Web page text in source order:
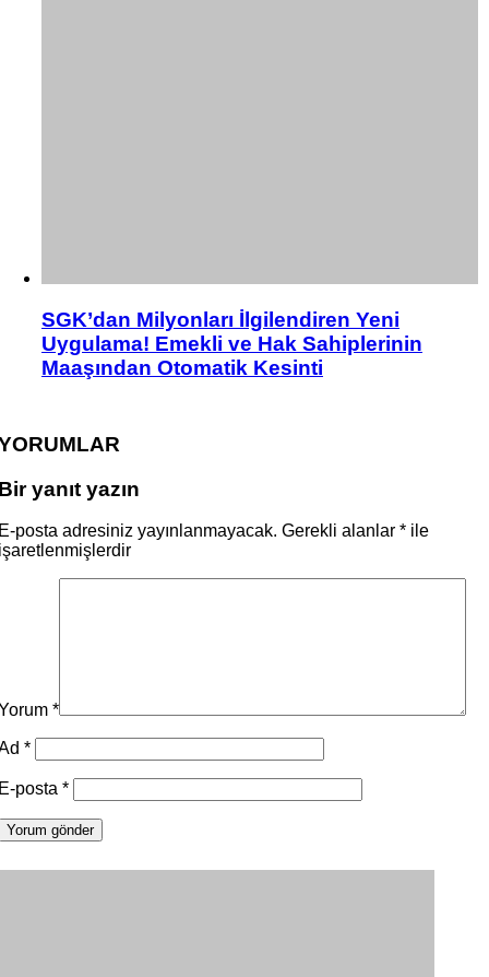
SGK’dan Milyonları İlgilendiren Yeni
Uygulama! Emekli ve Hak Sahiplerinin
Maaşından Otomatik Kesinti
yanıt yazın
posta adresiniz yayınlanmayacak. Gerekli alanlar * ile
*
*
posta *